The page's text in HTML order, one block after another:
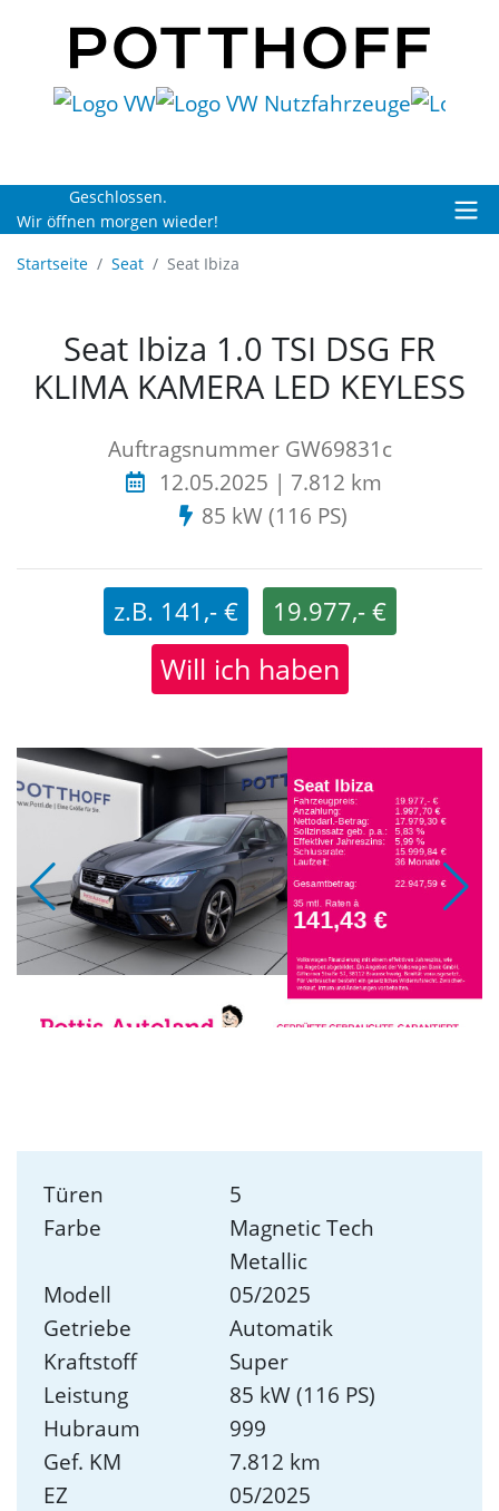
Geschlossen.
Wir öffnen morgen wieder!
Startseite
Seat Seat Ibiza
Seat Ibiza 1.0 TSI DSG FR
KLIMA KAMERA LED KEYLESS
Auftragsnummer GW69831c
12.05.2025 | 7.812 km
85 kW (116 PS)
z.B. 141,- € 19.977,- €
Will ich haben
Türen
5
Farbe
Magnetic Tech
Metallic
Modell
05/2025
Getriebe
Automatik
Kraftstoff
Super
Leistung
85 kW (116 PS)
Hubraum
999
Gef. KM
7.812 km
EZ
05/2025